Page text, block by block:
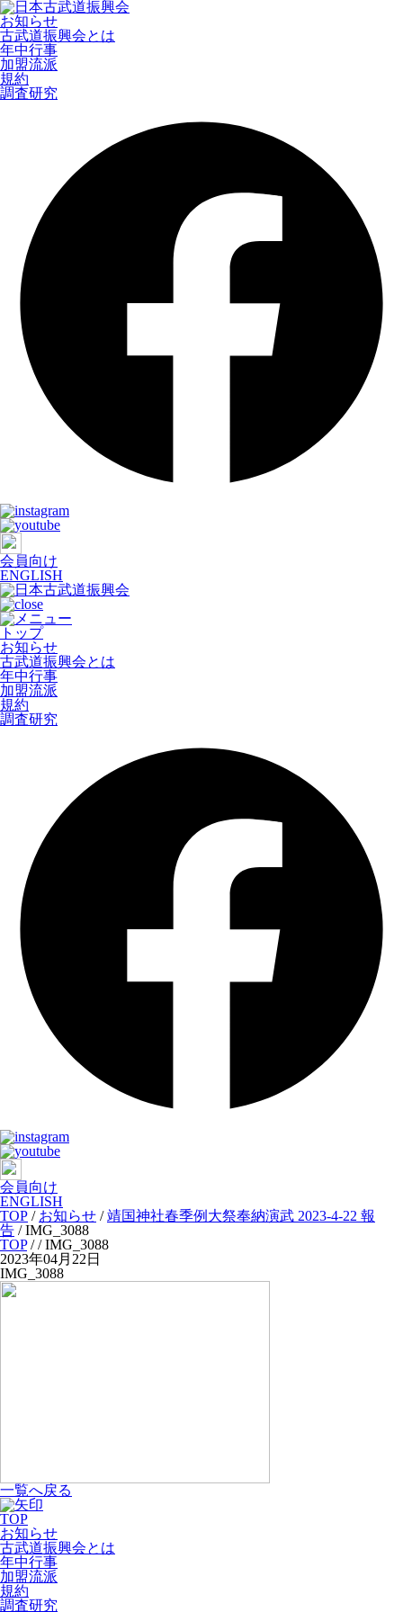
お知らせ
古武道振興会とは
年中行事
加盟流派
規約
調査研究
会員向け
ENGLISH
トップ
お知らせ
古武道振興会とは
年中行事
加盟流派
規約
調査研究
会員向け
ENGLISH
TOP / お知らせ /靖国神社春季例大祭奉納演武 2023-4-22 報
告 /IMG_3088
TOP// IMG_3088
2023年04月22日
IMG_3088
一覧へ戻る
TOP
お知らせ
古武道振興会とは
年中行事
加盟流派
規約
調査研究